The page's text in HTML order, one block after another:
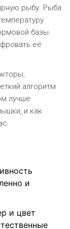
рыбу. Рыба
базы.
её
алгоритм
лучше
и как
и
и цвет